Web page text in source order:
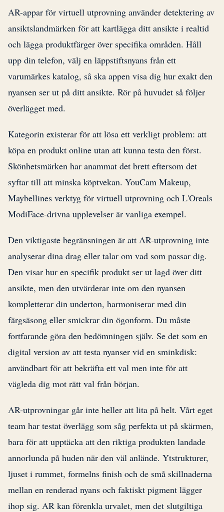
AR-appar för virtuell utprovning använder detektering av
ansiktslandmärken för att kartlägga ditt ansikte i realtid
och lägga produktfärger över specifika områden. Håll
upp din telefon, välj en läppstiftsnyans från ett
varumärkes katalog, så ska appen visa dig hur exakt den
nyansen ser ut på ditt ansikte. Rör på huvudet så följer
överlägget med.
Kategorin existerar för att lösa ett verkligt problem: att
köpa en produkt online utan att kunna testa den först.
Skönhetsmärken har anammat det brett eftersom det
syftar till att minska köptvekan. YouCam Makeup,
Maybellines verktyg för virtuell utprovning och L'Oreals
ModiFace-drivna upplevelser är vanliga exempel.
Den viktigaste begränsningen är att AR-utprovning inte
analyserar dina drag eller talar om vad som passar dig.
Den visar hur en specifik produkt ser ut lagd över ditt
ansikte, men den utvärderar inte om den nyansen
kompletterar din underton, harmoniserar med din
färgsäsong eller smickrar din ögonform. Du måste
fortfarande göra den bedömningen själv. Se det som en
digital version av att testa nyanser vid en sminkdisk:
användbart för att bekräfta ett val men inte för att
vägleda dig mot rätt val från början.
AR-utprovningar går inte heller att lita på helt. Vårt eget
team har testat överlägg som såg perfekta ut på skärmen,
bara för att upptäcka att den riktiga produkten landade
annorlunda på huden när den väl anlände. Ytstrukturer,
ljuset i rummet, formelns finish och de små skillnaderna
mellan en renderad nyans och faktiskt pigment lägger
ihop sig. AR kan förenkla urvalet, men det slutgiltiga